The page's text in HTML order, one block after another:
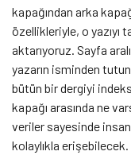
kapağından arka
özellikleriyle, o yazıyı
aktarıyoruz. Sayfa
yazarın isminden
bütün bir dergiyi
kapağı arasında ne
veriler sayesinde
kolaylıkla erişebilecek.